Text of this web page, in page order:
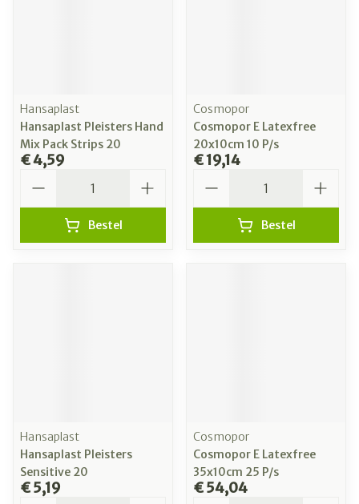
Hansaplast
Hansaplast Pleisters Hand
Mix Pack Strips 20
€ 4,59
Bestel
Cosmopor
Cosmopor E Latexfree
20x10cm 10 P/s
€ 19,14
Bestel
Hansaplast
Hansaplast Pleisters
Sensitive 20
€ 5,19
Cosmopor
Cosmopor E Latexfree
35x10cm 25 P/s
€ 54,04